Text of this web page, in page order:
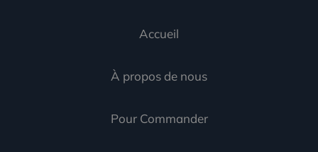
Accueil
À propos de nous
Pour Commander